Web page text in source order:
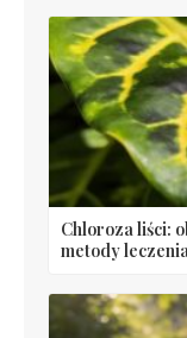
Chloroza liści:
metody